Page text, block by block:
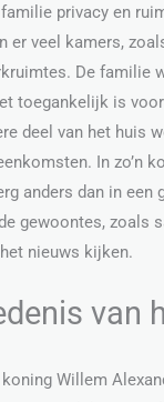
privacy en
er veel kamers,
De familie
toegankelijk is
deel van het huis
In zo’n
anders dan in een
gewoontes, zoals
nieuws kijken.
van
Willem